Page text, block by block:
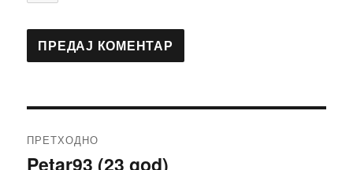
чланка
ПРЕТХОДНО
Претходни
Petar93 (23 god)